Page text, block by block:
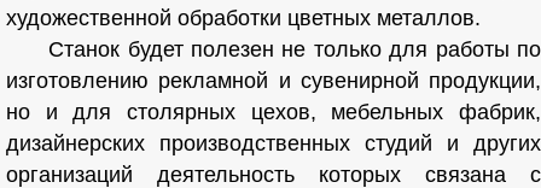
художественной обработки цветных металлов.
Станок будет полезен не только для работы по
изготовлению рекламной и сувенирной продукции,
но и для столярных цехов, мебельных фабрик,
дизайнерских производственных студий и других
организаций деятельность которых связана с